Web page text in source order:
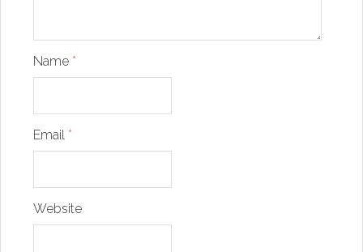
Name *
Email *
Website